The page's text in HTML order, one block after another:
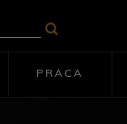
PRACA